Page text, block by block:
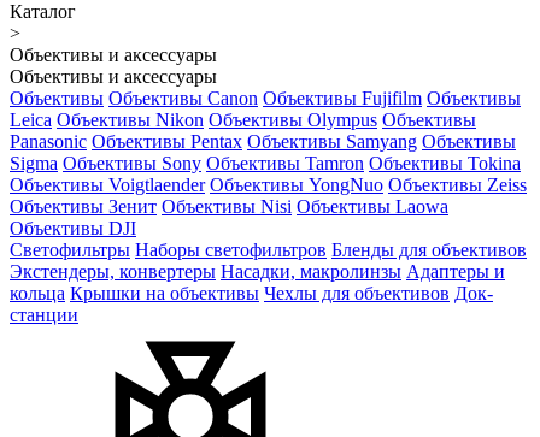
Каталог
>
Объективы и аксессуары
Объективы и аксессуары
Объективы Объективы Canon Объективы Fujifilm Объективы
Leica Объективы Nikon Объективы Olympus Объективы
Panasonic Объективы Pentax Объективы Samyang Объективы
Sigma Объективы Sony Объективы Tamron Объективы Tokina
Объективы Voigtlaender Объективы YongNuo Объективы Zeiss
Объективы Зенит Объективы Nisi Объективы Laowa
Объективы DJI
Светофильтры Наборы светофильтров Бленды для объективов
Экстендеры, конвертеры Насадки, макролинзы Адаптеры и
кольца Крышки на объективы Чехлы для объективов Док-
станции